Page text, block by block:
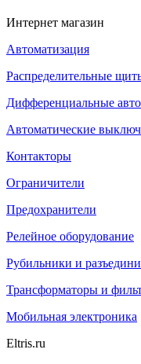
Интернет магазин
Автоматизация
Распределительные
Дифференциальные
Автоматические
Контакторы
Ограничители
Предохранители
Релейное оборудование
Рубильники и
Трансформаторы и
Мобильная электроника
Eltris.ru